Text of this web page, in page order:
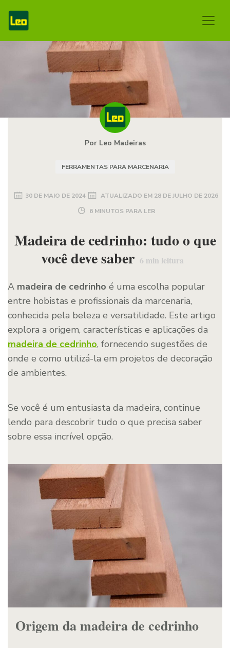
Por Leo Madeiras
FERRAMENTAS PARA MARCENARIA
30 DE MAIO DE 2024 ATUALIZADO EM 28 DE JULHO DE 2026
6 MINUTOS PARA LER
Madeira de cedrinho: tudo o que
você deve saber 6 min leitura
A madeira de cedrinho é uma escolha popular
entre hobistas e profissionais da marcenaria,
conhecida pela beleza e versatilidade. Este artigo
explora a origem, características e aplicações da
madeira de cedrinho, fornecendo sugestões de
onde e como utilizá-la em projetos de decoração
de ambientes.
Se você é um entusiasta da madeira, continue
lendo para descobrir tudo o que precisa saber
sobre essa incrível opção.
Origem da madeira de cedrinho